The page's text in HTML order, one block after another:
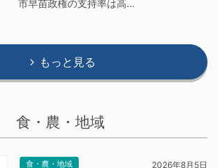
市早苗政権の支持率は高…
もっと見る
食・農・地域
食・農・地域 2026年8月5日